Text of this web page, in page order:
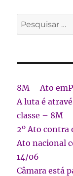
Pesquisar
por:
8M – Ato
A luta é
classe – 8M
2º Ato contra
Ato nacional
14/06
Câmara está